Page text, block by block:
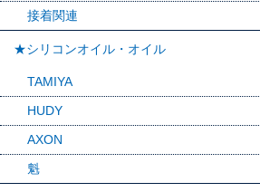
接着関連
★シリコンオイル・オイル
TAMIYA
HUDY
AXON
魁